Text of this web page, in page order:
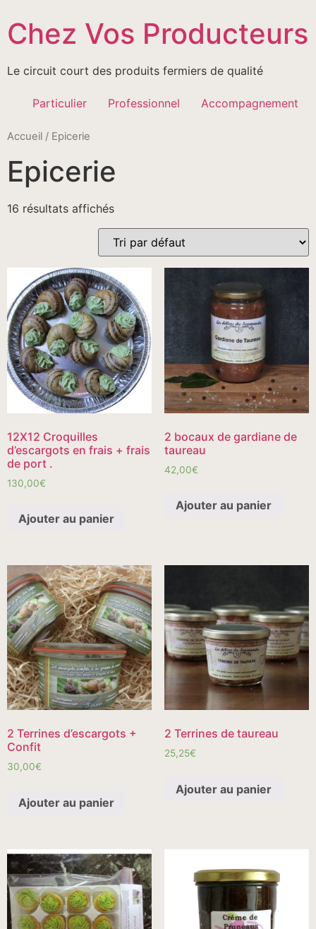
au
contenu
Chez Vos Producteurs
Le circuit court des produits fermiers de qualité
Particulier Professionnel Accompagnement
Accueil / Epicerie
Epicerie
16 résultats affichés
12X12 Croquilles
d’escargots en frais + frais
de port .
130,00€
Ajouter au panier
2 bocaux de gardiane de
taureau
42,00€
Ajouter au panier
2 Terrines d’escargots +
Confit
30,00€
Ajouter au panier
2 Terrines de taureau
25,25€
Ajouter au panier